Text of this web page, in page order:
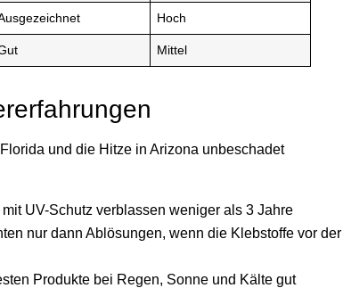
Hoch
Mittel
und die Hitze in Arizona unbeschadet
mit UV-Schutz verblassen weniger als 3 Jahre
nur dann Ablösungen, wenn die Klebstoffe vor der
Produkte bei Regen, Sonne und Kälte gut